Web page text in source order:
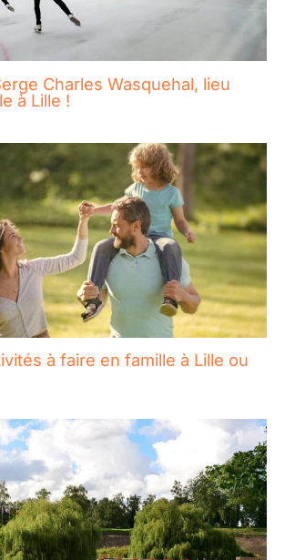
Charles Wasquehal, lieu
à Lille !
à faire en famille à Lille ou